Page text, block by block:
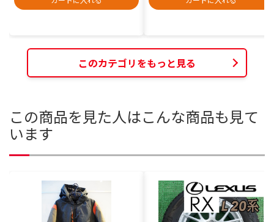
このカテゴリをもっと見る
この商品を見た人はこんな商品も見て
います